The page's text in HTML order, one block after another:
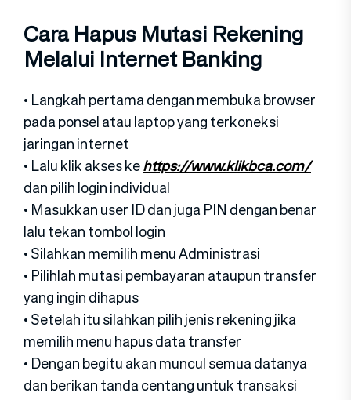
Cara Hapus Mutasi Rekening
Melalui Internet Banking
• Langkah pertama dengan membuka browser
pada ponsel atau laptop yang terkoneksi
jaringan internet
• Lalu klik akses kehttps://www.klikbca.com/
dan pilih login individual
• Masukkan user ID dan juga PIN dengan benar
lalu tekan tombol login
• Silahkan memilih menu Administrasi
• Pilihlah mutasi pembayaran ataupun transfer
yang ingin dihapus
• Setelah itu silahkan pilih jenis rekening jika
memilih menu hapus data transfer
• Dengan begitu akan muncul semua datanya
dan berikan tanda centang untuk transaksi